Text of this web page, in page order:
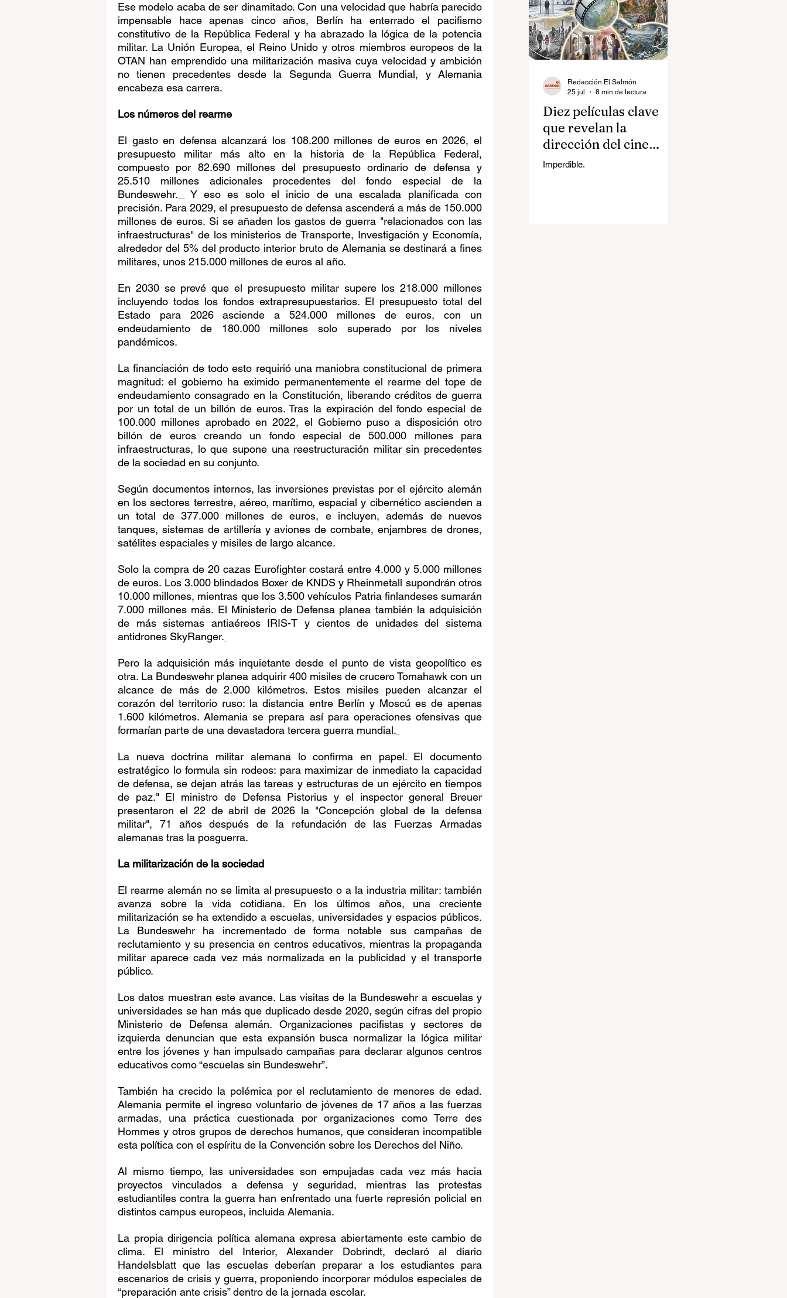
Ese modelo acaba de ser dinamitado. Con una velocidad que habría parecido
impensable hace apenas cinco años, Berlín ha enterrado el pacifismo
constitutivo de la República Federal y ha abrazado la lógica de la potencia
militar. La Unión Europea, el Reino Unido y otros miembros europeos de la
OTAN han emprendido una militarización masiva cuya velocidad y ambición
no tienen precedentes desde la Segunda Guerra Mundial, y Alemania
encabeza esa carrera.
Los números del rearme
El gasto en defensa alcanzará los 108.200 millones de euros en 2026, el
presupuesto militar más alto en la historia de la República Federal,
compuesto por 82.690 millones del presupuesto ordinario de defensa y
25.510 millones adicionales procedentes del fondo especial de la
Bundeswehr.
Y eso es solo el inicio de una escalada planificada con
precisión. Para 2029, el presupuesto de defensa ascenderá a más de 150.000
millones de euros. Si se añaden los gastos de guerra "relacionados con las
infraestructuras" de los ministerios de Transporte, Investigación y Economía,
alrededor del 5% del producto interior bruto de Alemania se destinará a fines
militares, unos 215.000 millones de euros al año.
En 2030 se prevé que el presupuesto militar supere los 218.000 millones
incluyendo todos los fondos extrapresupuestarios. El presupuesto total del
Estado para 2026 asciende a 524.000 millones de euros, con un
endeudamiento de 180.000 millones solo superado por los niveles
pandémicos.
La financiación de todo esto requirió una maniobra constitucional de primera
magnitud: el gobierno ha eximido permanentemente el rearme del tope de
endeudamiento consagrado en la Constitución, liberando créditos de guerra
por un total de un billón de euros. Tras la expiración del fondo especial de
100.000 millones aprobado en 2022, el Gobierno puso a disposición otro
billón de euros creando un fondo especial de 500.000 millones para
infraestructuras, lo que supone una reestructuración militar sin precedentes
de la sociedad en su conjunto.
Según documentos internos, las inversiones previstas por el ejército alemán
en los sectores terrestre, aéreo, marítimo, espacial y cibernético ascienden a
un total de 377.000 millones de euros, e incluyen, además de nuevos
tanques, sistemas de artillería y aviones de combate, enjambres de drones,
satélites espaciales y misiles de largo alcance.
Solo la compra de 20 cazas Eurofighter costará entre 4.000 y 5.000 millones
de euros. Los 3.000 blindados Boxer de KNDS y Rheinmetall supondrán otros
10.000 millones, mientras que los 3.500 vehículos Patria finlandeses sumarán
7.000 millones más. El Ministerio de Defensa planea también la adquisición
de más sistemas antiaéreos IRIS-T y cientos de unidades del sistema
antidrones SkyRanger.
Pero la adquisición más inquietante desde el punto de vista geopolítico es
otra. La Bundeswehr planea adquirir 400 misiles de crucero Tomahawk con un
alcance de más de 2.000 kilómetros. Estos misiles pueden alcanzar el
corazón del territorio ruso: la distancia entre Berlín y Moscú es de apenas
1.600 kilómetros. Alemania se prepara así para operaciones ofensivas que
formarían parte de una devastadora tercera guerra mundial.
La nueva doctrina militar alemana lo confirma en papel. El documento
estratégico lo formula sin rodeos: para maximizar de inmediato la capacidad
de defensa, se dejan atrás las tareas y estructuras de un ejército en tiempos
de paz." El ministro de Defensa Pistorius y el inspector general Breuer
presentaron el 22 de abril de 2026 la "Concepción global de la defensa
militar", 71 años después de la refundación de las Fuerzas Armadas
alemanas tras la posguerra.
La militarización de la sociedad
El rearme alemán no se limita al presupuesto o a la industria militar: también
avanza sobre la vida cotidiana. En los últimos años, una creciente
militarización se ha extendido a escuelas, universidades y espacios públicos.
La Bundeswehr ha incrementado de forma notable sus campañas de
reclutamiento y su presencia en centros educativos, mientras la propaganda
militar aparece cada vez más normalizada en la publicidad y el transporte
público.
Los datos muestran este avance. Las visitas de la Bundeswehr a escuelas y
universidades se han más que duplicado desde 2020, según cifras del propio
Ministerio de Defensa alemán. Organizaciones pacifistas y sectores de
izquierda denuncian que esta expansión busca normalizar la lógica militar
entre los jóvenes y han impulsado campañas para declarar algunos centros
educativos como “escuelas sin Bundeswehr”.
También ha crecido la polémica por el reclutamiento de menores de edad.
Alemania permite el ingreso voluntario de jóvenes de 17 años a las fuerzas
armadas, una práctica cuestionada por organizaciones como Terre des
Hommes y otros grupos de derechos humanos, que consideran incompatible
esta política con el espíritu de la Convención sobre los Derechos del Niño.
Al mismo tiempo, las universidades son empujadas cada vez más hacia
proyectos vinculados a defensa y seguridad, mientras las protestas
estudiantiles contra la guerra han enfrentado una fuerte represión policial en
distintos campus europeos, incluida Alemania.
La propia dirigencia política alemana expresa abiertamente este cambio de
clima. El ministro del Interior, Alexander Dobrindt, declaró al diario
Handelsblatt que las escuelas deberían preparar a los estudiantes para
escenarios de crisis y guerra, proponiendo incorporar módulos especiales de
“preparación ante crisis” dentro de la jornada escolar.
Diez películas clave
que revelan la
dirección del cine
contemporáneo
Imperdible.
Redacción El Salmón
25 jul
8 min de lectura